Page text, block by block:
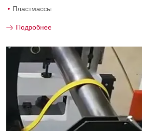
Пластмассы
Подробнее